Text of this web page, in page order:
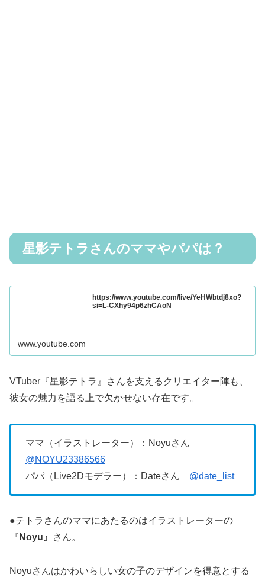
星影テトラさんのママやパパは？
https://www.youtube.com/live/YeHWbtdj8xo?
si=L-CXhy94p6zhCAoN
www.youtube.com
VTuber『星影テトラ』さんを支えるクリエイター陣も、
彼女の魅力を語る上で欠かせない存在です。
ママ（イラストレーター）：Noyuさん
@NOYU23386566
パパ（Live2Dモデラー）：Dateさん @date_list
●テトラさんのママにあたるのはイラストレーターの
『 Noyu』 さん。
Noyuさんはかわいらしい女の子のデザインを得意とする